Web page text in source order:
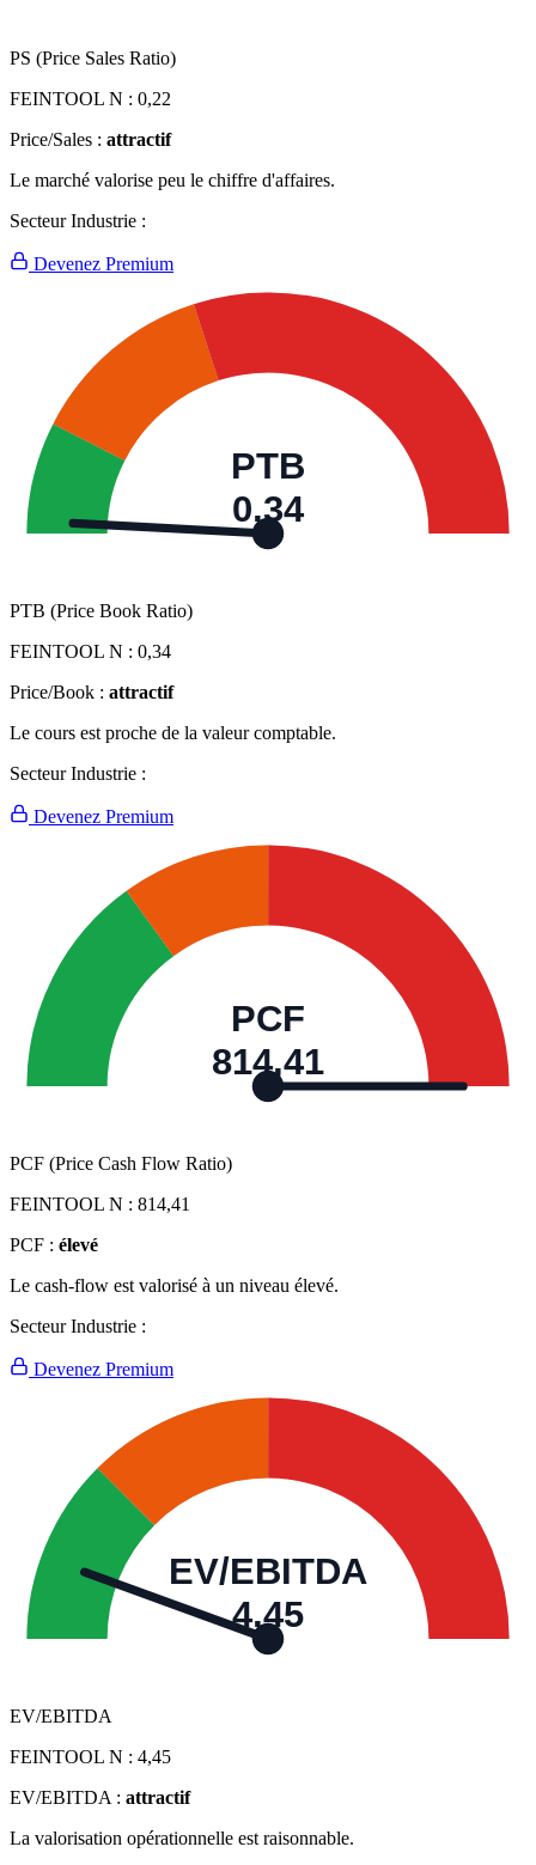
PS (Price Sales Ratio)
FEINTOOL N : 0,22
Price/Sales : attractif
Le marché valorise peu le chiffre d'affaires.
Secteur Industrie :
Devenez Premium
PTB
0,34
PTB (Price Book Ratio)
FEINTOOL N : 0,34
Price/Book : attractif
Le cours est proche de la valeur comptable.
Secteur Industrie :
Devenez Premium
PCF
814,41
PCF (Price Cash Flow Ratio)
FEINTOOL N : 814,41
PCF : élevé
Le cash-flow est valorisé à un niveau élevé.
Secteur Industrie :
Devenez Premium
EV/EBITDA
4,45
EV/EBITDA
FEINTOOL N : 4,45
EV/EBITDA : attractif
La valorisation opérationnelle est raisonnable.